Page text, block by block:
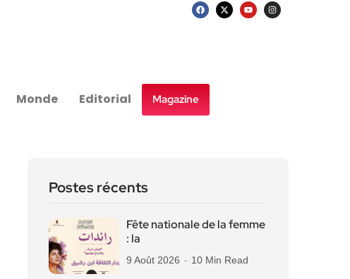
Monde Editorial Magazine
Postes récents
Fête nationale de la femme
: la
9 Août 2026 10 Min Read